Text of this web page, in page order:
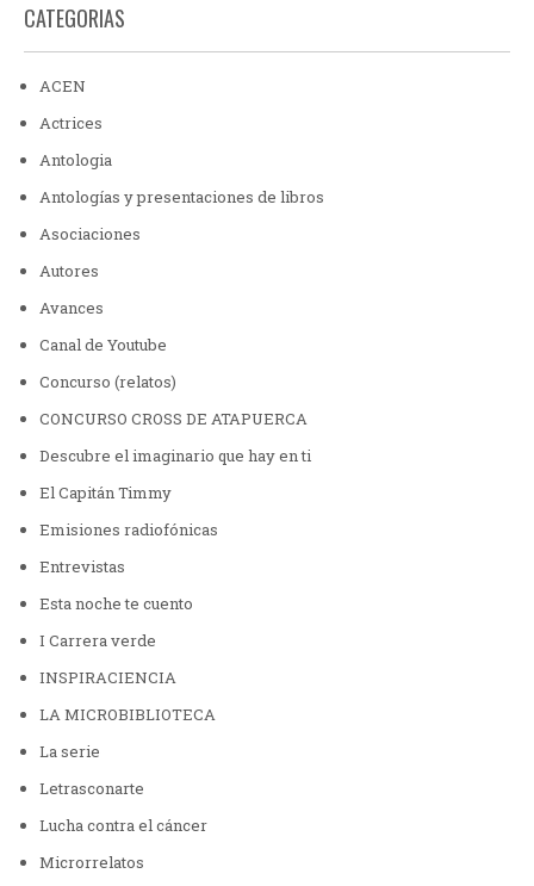
CATEGORIAS
ACEN
Actrices
Antologia
Antologías y presentaciones de libros
Asociaciones
Autores
Avances
Canal de Youtube
Concurso (relatos)
CONCURSO CROSS DE ATAPUERCA
Descubre el imaginario que hay en ti
El Capitán Timmy
Emisiones radiofónicas
Entrevistas
Esta noche te cuento
I Carrera verde
INSPIRACIENCIA
LA MICROBIBLIOTECA
La serie
Letrasconarte
Lucha contra el cáncer
Microrrelatos